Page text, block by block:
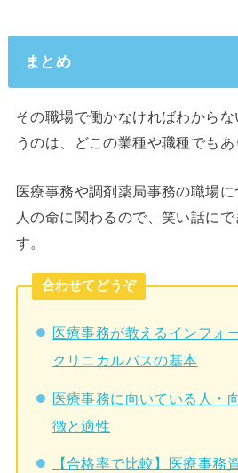
まとめ
その職場で働かなければわから
うのは、どこの業種や職種でもあ
医療事務や調剤薬局事務の職場
人の命に関わるので、笑い話に
す。
合わせてどうぞ
医療事務が教えるインフォ
クリニカルパスの基本
医療事務に向いている人・
徴と適性
【合格率で比較】医療事務